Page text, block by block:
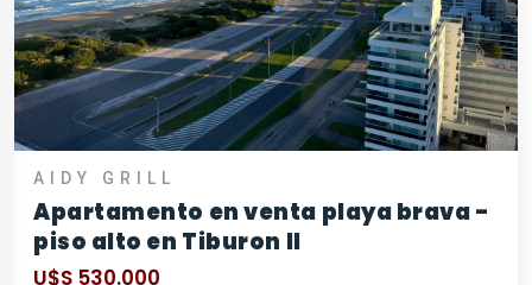
AIDY GRILL
Apartamento en venta playa brava -
piso alto en Tiburon II
U$S 530.000